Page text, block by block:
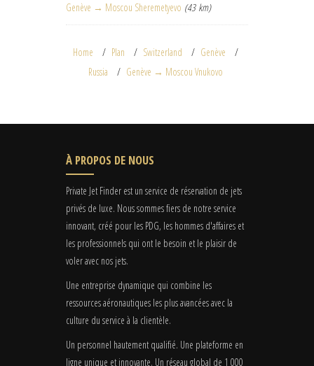
Genève → Moscou Sheremetyevo (43 km)
Home Plan Switzerland
Genève
Russia
Genève → Moscou Vnukovo
À PROPOS DE NOUS
Private Jet Finder est un service de réservation de jets
privés de luxe. Nous sommes fiers de notre service
innovant, créé pour les PDG, les hommes d'affaires et
les professionnels qui ont le besoin et le plaisir de
voler avec nos jets.
Une entreprise dynamique qui combine les
ressources aéronautiques les plus avancées avec la
culture du service à la clientèle.
Un personnel hautement qualifié. Une plateforme en
ligne unique et innovante. Un réseau global de 1 000